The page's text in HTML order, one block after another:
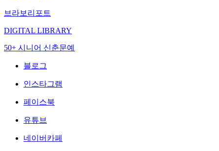
브라보리포트
DIGITAL LIBRARY
50+ 시니어 신춘문예
블로그
인스타그램
페이스북
유튜브
네이버카페